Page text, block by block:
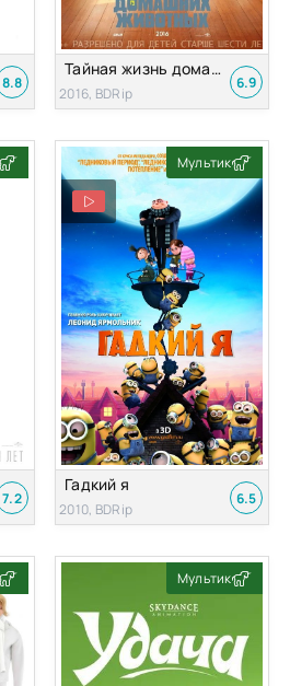
8.8
Тайная жизнь домашних животных
2016, BDRip
6.9
7.2
Мультик
Гадкий я
2010, BDRip
6.5
Мультик